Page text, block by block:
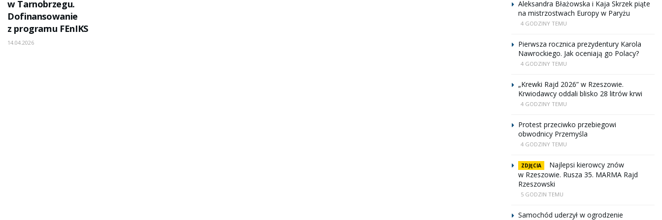
w Tarnobrzegu.
Dofinansowanie
z programu FEnIKS
14.04.2026
Aleksandra Błażowska i Kaja Skrzek piąte
na mistrzostwach Europy w Paryżu
4 GODZINY TEMU
Pierwsza rocznica prezydentury Karola
Nawrockiego. Jak oceniają go Polacy?
4 GODZINY TEMU
„Krewki Rajd 2026” w Rzeszowie.
Krwiodawcy oddali blisko 28 litrów krwi
4 GODZINY TEMU
Protest przeciwko przebiegowi
obwodnicy Przemyśla
4 GODZINY TEMU
ZDJĘCIA
Najlepsi kierowcy znów
w Rzeszowie. Rusza 35. MARMA Rajd
Rzeszowski
5 GODZIN TEMU
Samochód uderzył w ogrodzenie